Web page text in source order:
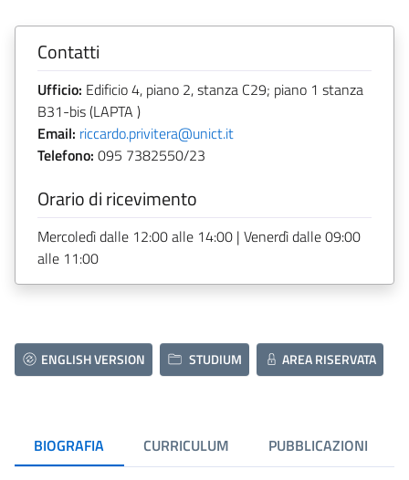
Contatti
Ufficio: Edificio 4, piano 2, stanza C29; piano 1 stanza
B31-bis (LAPTA )
Email: riccardo.privitera@unict.it
Telefono: 095 7382550/23
Orario di ricevimento
Mercoledì dalle 12:00 alle 14:00 | Venerdì dalle 09:00
alle 11:00
ENGLISH VERSION STUDIUM AREA RISERVATA
BIOGRAFIA CURRICULUM PUBBLICAZIONI